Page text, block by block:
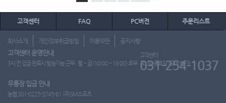
고객센터 FAQ PC버전 주문리스트
회사소개 개인정보취급방침 이용약관 공지사항
고객센터 운영안내
3시 전 입금 완료시 발송가능 근무 : 월 ~ 금 (10:00 ~ 16:00) 휴무 : 토, 일, 공휴일 (도매 불가)
고객센터
031-254-1037
무통장 입금 안내
농협 301-0225-3745-61 (주)SM스포츠